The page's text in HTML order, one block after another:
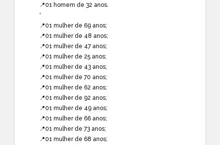
📍01 homem de 32 anos.
*
📍01 mulher de 69 anos;
📍01 mulher de 48 anos;
📍01 mulher de 47 anos;
📍01 mulher de 25 anos;
📍01 mulher de 43 anos;
📍01 mulher de 70 anos;
📍01 mulher de 62 anos;
📍01 mulher de 92 anos;
📍01 mulher de 49 anos;
📍01 mulher de 66 anos;
📍01 mulher de 73 anos;
📍01 mulher de 68 anos;